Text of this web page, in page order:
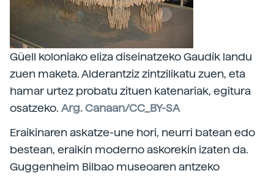
Güell koloniako eliza diseinatzeko Gaudík landu
zuen maketa. Alderantziz zintzilikatu zuen, eta
hamar urtez probatu zituen katenariak, egitura
osatzeko. Arg. Canaan/CC_BY-SA
Eraikinaren askatze-une hori, neurri batean edo
bestean, eraikin moderno askorekin izaten da.
Guggenheim Bilbao museoaren antzeko